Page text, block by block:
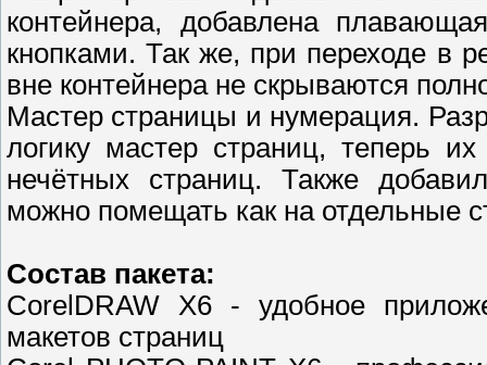
контейнера, добавлена
кнопками. Так же, при переходе в
вне контейнера не скрываются
Мастер страницы и нумерация.
логику мастер страниц, теперь
нечётных страниц. Также
можно помещать как на отдельные
Состав пакета:
CorelDRAW X6 - удобное
макетов страниц